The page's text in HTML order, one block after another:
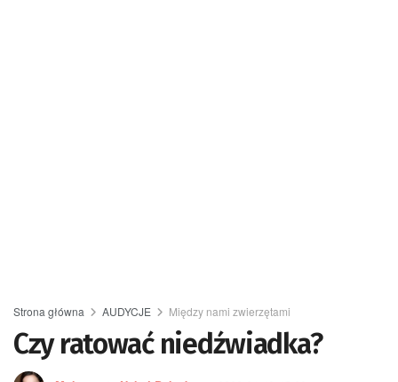
Strona główna AUDYCJE Między nami zwierzętami
Czy ratować niedźwiadka?